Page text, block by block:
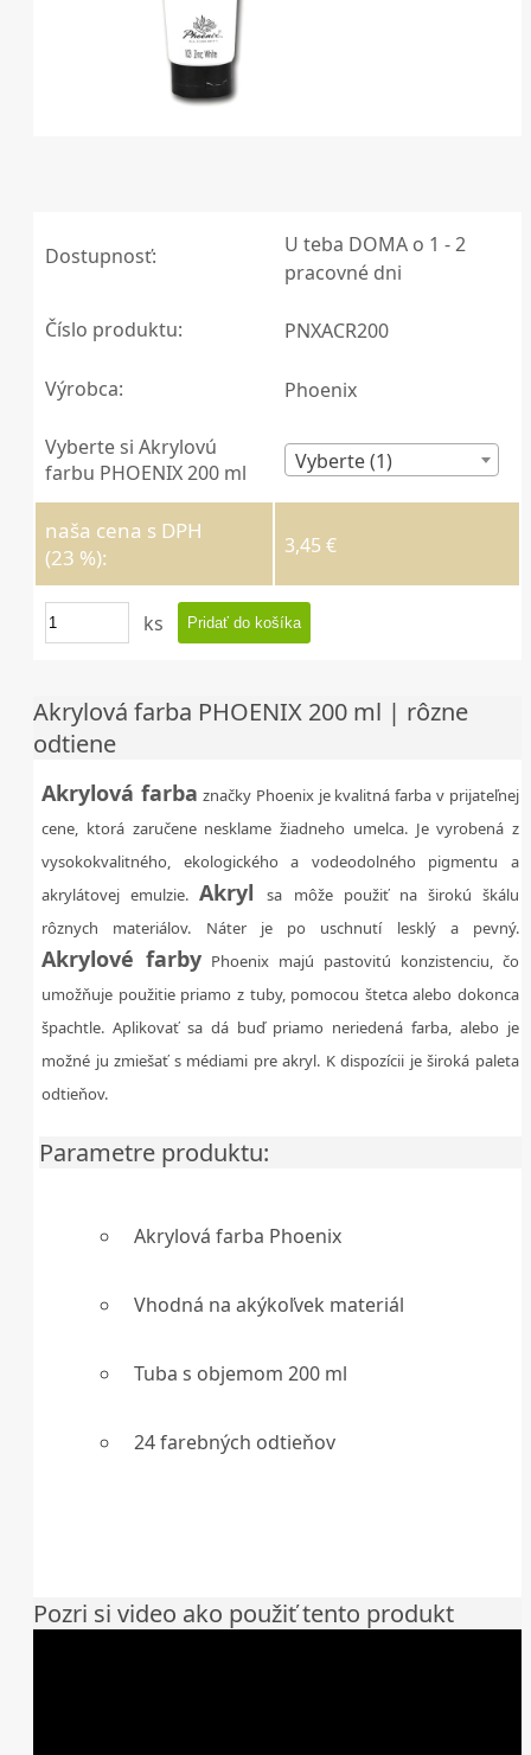
Dostupnosť:
U teba DOMA o 1 - 2
pracovné dni
Číslo produktu: PNXACR200
Výrobca: Phoenix
Vyberte si Akrylovú
farbu PHOENIX 200 ml
Vyberte (1)
naša cena s DPH
(23 %):
3,45 €
ks
Akrylová farba PHOENIX 200 ml | rôzne
odtiene
Akrylová farba značky Phoenix je kvalitná farba v prijateľnej
cene, ktorá zaručene nesklame žiadneho umelca. Je vyrobená z
vysokokvalitného, ekologického a vodeodolného pigmentu a
akrylátovej emulzie.Akrylsa môže použiť na širokú škálu
rôznych materiálov. Náter je po uschnutí lesklý a pevný.
Akrylové farby Phoenix majú pastovitú konzistenciu, čo
umožňuje použitie priamo z tuby, pomocou štetca alebo dokonca
špachtle. Aplikovať sa dá buď priamo neriedená farba, alebo je
možné ju zmiešať s médiami pre akryl. K dispozícii je široká paleta
odtieňov.
Parametre produktu:
Akrylová farba Phoenix
Vhodná na akýkoľvek materiál
Tuba s objemom 200 ml
24 farebných odtieňov
Pozri si video ako použiť tento produkt